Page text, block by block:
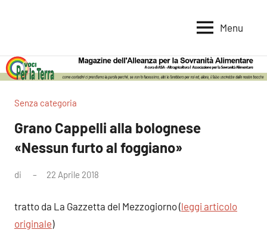
per
la
Terra
per
la
Alimentare
Menu
Senza categoria
Grano Cappelli alla bolognese
«Nessun furto al foggiano»
di 22 Aprile 2018
tratto da La Gazzetta del Mezzogiorno (leggi articolo
originale)